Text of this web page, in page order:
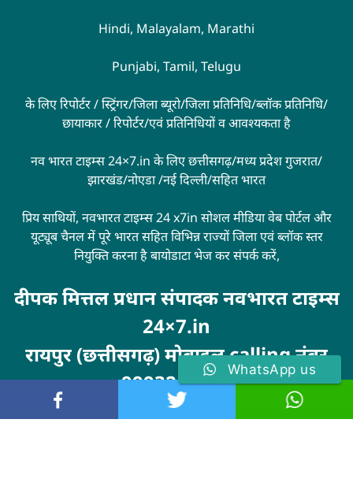
Hindi, Malayalam, Marathi
Punjabi, Tamil, Telugu
के लिए रिपोर्टर / स्ट्रिंगर/जिला ब्यूरो/जिला प्रतिनिधि/ब्लॉक प्रतिनिधि/
छायाकार / रिपोर्टर/एवं प्रतिनिधियों व आवश्यकता है
नव भारत टाइम्स 24×7.in के लिए छत्तीसगढ़/मध्य प्रदेश गुजरात/
झारखंड/नोएडा /नई दिल्ली/सहित भारत
प्रिय साथियों, नवभारत टाइम्स 24 x7in सोशल मीडिया वेब पोर्टल और
यूट्यूब चैनल में पूरे भारत सहित विभिन्न राज्यों जिला एवं ब्लॉक स्तर
नियुक्ति करना है बायोडाटा भेज कर संपर्क करें,
दीपक मित्तल प्रधान संपादक नवभारत टाइम्स
24×7.in
रायपुर (छत्तीसगढ़) मोबाइल calling नंबर
9993246100
MarketingHack4U
WhatsApp us